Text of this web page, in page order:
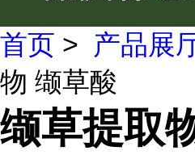
首页 > 产品展
物 缬草酸
缬草提取